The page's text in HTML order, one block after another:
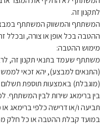
לתקנון זה.
המשתתף והמשווק המשתתף
ההטבה בכל אופן או צורה,
מימוש ההטבה:
(התנאים למבצע), יהא זכאי
(מוגבלת) באמצעות תוספת תשלום
בין ברימאג שירות לבין
תביעה ו/או דרישה כלפי ברימאג
במועד קבלת ההטבה או כל חלק